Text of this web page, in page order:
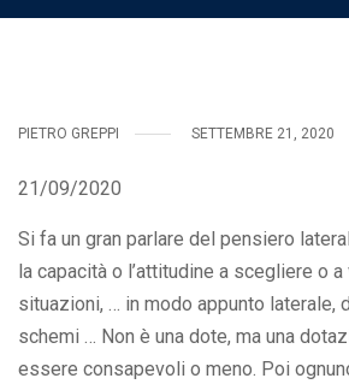
PIETRO GREPPI SETTEMBRE 21, 2020
21/09/2020
Si fa un gran parlare del pensiero
la capacità o l’attitudine a scegliere o
situazioni, … in modo appunto laterale,
schemi … Non è una dote, ma una
essere consapevoli o meno. Poi